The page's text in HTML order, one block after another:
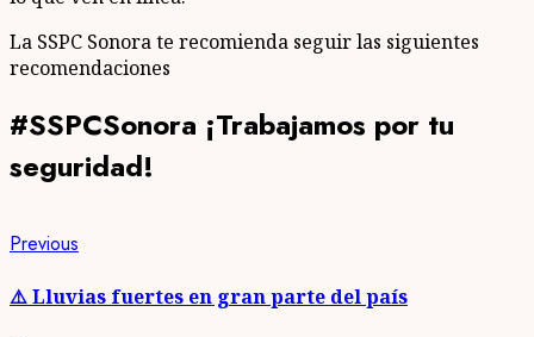
La SSPC Sonora te recomienda seguir las siguientes
recomendaciones
#SSPCSonora ¡Trabajamos por tu
seguridad!
Post
navigation
Previous
⚠️ Lluvias fuertes en gran parte del país